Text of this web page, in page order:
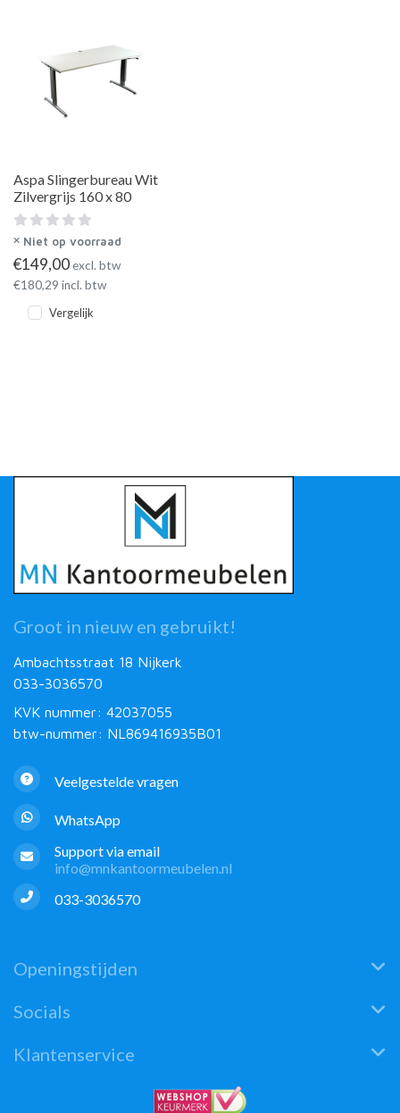
Aspa Slingerbureau Wit
Zilvergrijs 160 x 80
Niet op voorraad
€149,00excl. btw
€180,29 incl. btw
Vergelijk
Groot in nieuw en gebruikt!
Ambachtsstraat 18 Nijkerk
033-3036570
KVK nummer: 42037055
btw-nummer: NL869416935B01
Veelgestelde vragen
WhatsApp
Support via email
info@mnkantoormeubelen.nl
033-3036570
Openingstijden
Socials
Klantenservice